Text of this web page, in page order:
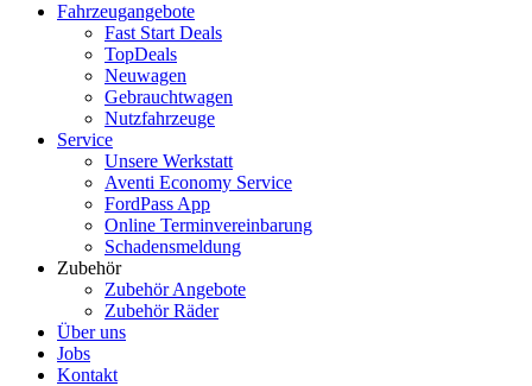
Fahrzeugangebote
Fast Start Deals
TopDeals
Neuwagen
Gebrauchtwagen
Nutzfahrzeuge
Service
Unsere Werkstatt
Aventi Economy Service
FordPass App
Online Terminvereinbarung
Schadensmeldung
Zubehör
Zubehör Angebote
Zubehör Räder
Über uns
Jobs
Kontakt